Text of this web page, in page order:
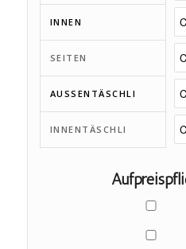
INNEN
SEITEN
AUSSENTÄSCHLI
INNENTÄSCHLI